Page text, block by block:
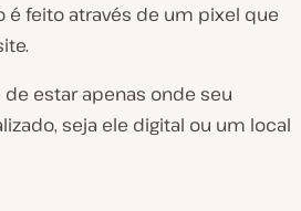
é feito através de um pixel que
de estar apenas onde seu
seja ele digital ou um local